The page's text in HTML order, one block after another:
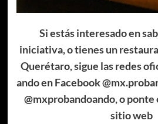
Si estás interesado en
iniciativa, o tienes un
Querétaro, sigue las redes
ando en Facebook
@mxprobandoando, o ponte
sitio web